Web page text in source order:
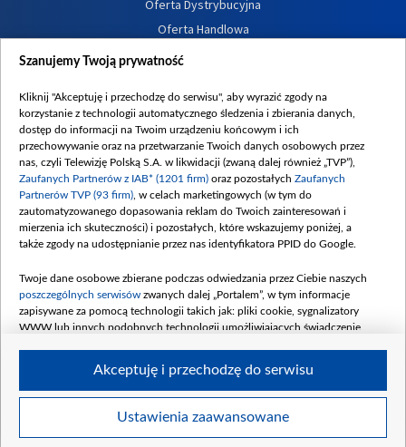
Oferta Dystrybucyjna
Oferta Handlowa
Dostępność
Procedura zgłoszeń wewnętrznych
©2026 Telewizja Polska S. A. w likwidacji
Szanujemy Twoją prywatność
Kliknij "Akceptuję i przechodzę do serwisu", aby wyrazić zgody na
korzystanie z technologii automatycznego śledzenia i zbierania danych,
dostęp do informacji na Twoim urządzeniu końcowym i ich
przechowywanie oraz na przetwarzanie Twoich danych osobowych przez
nas, czyli Telewizję Polską S.A. w likwidacji (zwaną dalej również „TVP”),
Zaufanych Partnerów z IAB* (1201 firm) oraz pozostałych Zaufanych
Partnerów TVP (93 firm) , w celach marketingowych (w tym do
zautomatyzowanego dopasowania reklam do Twoich zainteresowań i
mierzenia ich skuteczności) i pozostałych, które wskazujemy poniżej, a
także zgody na udostępnianie przez nas identyfikatora PPID do Google.
Twoje dane osobowe zbierane podczas odwiedzania przez Ciebie naszych
poszczególnych serwisów zwanych dalej „Portalem”, w tym informacje
zapisywane za pomocą technologii takich jak: pliki cookie, sygnalizatory
WWW lub innych podobnych technologii umożliwiających świadczenie
Twoje dane osobowe zbierane podczas odwiedzania przez Ciebie
Ustawienia zaawansowane
Akceptuję i przechodzę do serwisu